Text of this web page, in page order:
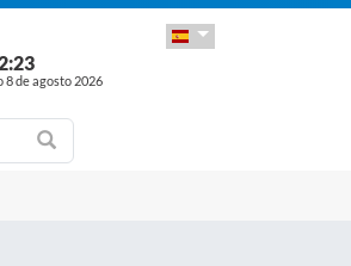
8 de agosto 2026